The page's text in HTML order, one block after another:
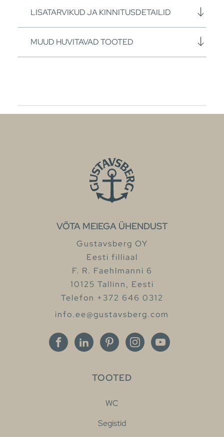
LISATARVIKUD JA KINNITUSDETAILID
MUUD HUVITAVAD TOOTED
VÕTA MEIEGA ÜHENDUST
Gustavsberg OY
Eesti filliaal
F. R. Faehlmanni 6
10125 Tallinn, Eesti
Telefon +372 646 0312
info.ee@gustavsberg.com
TOOTED
WC
Segistid